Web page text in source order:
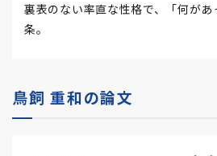
裏表のない率直な性格で、「何があ
条。
鳥飼 重和の論文